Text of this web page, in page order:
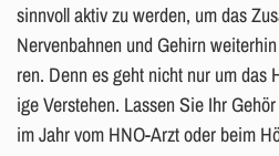
sinn­voll aktiv zu wer­den, um das
Ner­ven­bah­nen und Ge­hirn
ren. Denn es geht nicht nur um das
i­ge Ver­ste­hen. Las­sen Sie Ihr
im Jahr vom HNO-Arzt oder beim